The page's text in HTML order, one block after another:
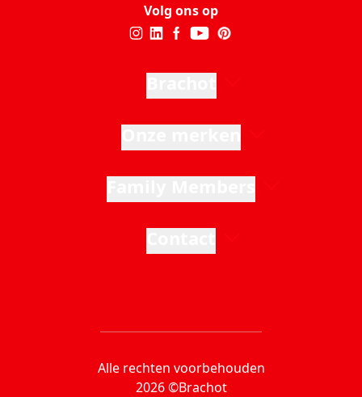
Volg ons op
Alle rechten voorbehouden
2026 ©Brachot